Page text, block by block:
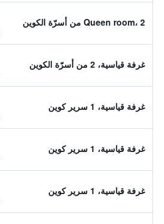
Queen room، 2 من أسرّة الكوين
غرفة قياسية، 2 من أسرّة الكوين
غرفة قياسية، 1 سرير كوين
غرفة قياسية، 1 سرير كوين
غرفة قياسية، 1 سرير كوين